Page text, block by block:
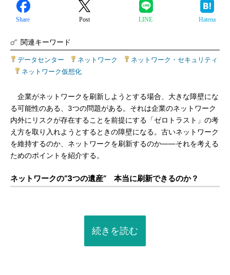
Share Post LINE Hatena
関連キーワード
データセンター ネットワーク
ネットワーク・セキュリティ
ネットワーク仮想化
企業がネットワークを刷新しようとする場合、大きな障壁にな
る可能性のある、3つの問題がある。それは企業のネットワーク
内外にリスクが存在することを前提にする「ゼロトラスト」の考
え方を取り入れようとするときの障壁になる。古いネットワーク
を維持するのか、ネットワークを刷新するのか――それを考える
ためのポイントを紹介する。
ネットワークの“3つの遺産” 本当に刷新できるのか？
続きを読む